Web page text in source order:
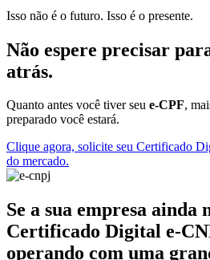
Isso não é o futuro. Isso é o presente.
Não espere precisar
atrás.
Quanto antes você tiver seu e-CPF,
preparado você estará.
Clique agora, solicite seu Certificado
do mercado.
Se a sua empresa ainda
Certificado Digital e-
operando com uma